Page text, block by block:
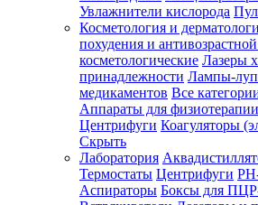
Увлажнители кислорода
Косметология и
похудения и
косметологические Лазеры
принадлежности Лампы-
медикаментов Все
Аппараты для физиотерапии
Центрифуги Коагуляторы
Скрыть
Лаборатория
Термостаты Центрифуги
Аспираторы Боксы для